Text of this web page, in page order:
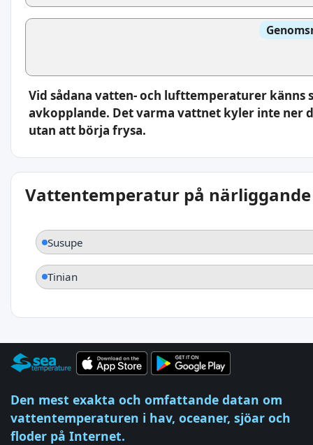
Vid sådana vatten- och lufttemperaturer känns
avkopplande. Det varma vattnet kyler inte ner
utan att börja frysa.
Vattentemperatur på
Susupe
Tinian
Den mest exakta och omfattande datan om
vattentemperaturen i hav, oceaner, sjöar och
floder på Internet.